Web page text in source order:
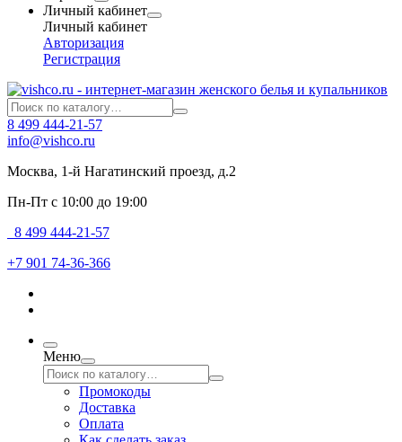
Личный кабинет
Личный кабинет
Авторизация
Регистрация
8 499 444-21-57
info@vishco.ru
Москва, 1-й Нагатинский проезд, д.2
Пн-Пт с 10:00 до 19:00
8 499 444-21-57
+7 901 74-36-366
Меню
Промокоды
Доставка
Оплата